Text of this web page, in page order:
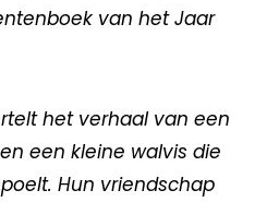
van het Jaar
het verhaal van een
een kleine walvis die
Hun vriendschap